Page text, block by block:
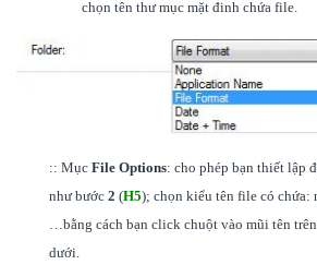
chọn tên thư mục mặt đinh chứa file.
:: Mục File Options: cho phép bạn thiết lập
như bước 2 (H5); chọn kiểu tên file có chứa:
…bằng cách bạn click chuột vào mũi tên
dưới.